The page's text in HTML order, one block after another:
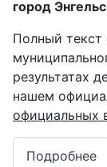
город
Полный текст
результатах
нашем
официальных
Подробнее